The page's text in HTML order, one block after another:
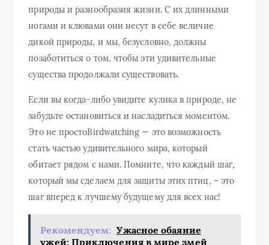
природы и разнообразия жизни. С их длинными
ногами и клювами они несут в себе величие
дикой природы, и мы, безусловно, должны
позаботиться о том, чтобы эти удивительные
существа продолжали существовать.
Если вы когда-либо увидите кулика в природе, не
забудьте остановиться и насладиться моментом.
Это не простоBirdwatching — это возможность
стать частью удивительного мира, который
обитает рядом с нами. Помните, что каждый шаг,
который мы сделаем для защиты этих птиц, – это
шаг вперед к лучшему будущему для всех нас!
Рекомендуем: Ужасное обаяние
ужей: Приключения в мире змей